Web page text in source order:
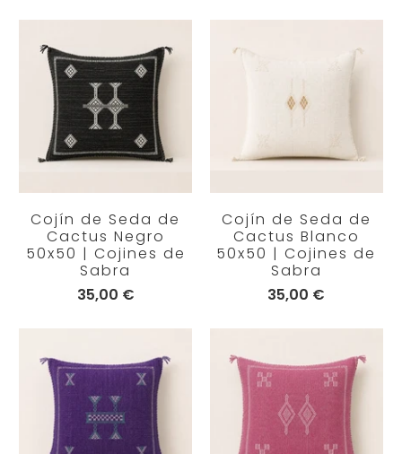
Cojín de Seda de
Cactus Negro
50x50 | Cojines de
Sabra
35,00 €
Cojín de Seda de
Cactus Blanco
50x50 | Cojines de
Sabra
35,00 €